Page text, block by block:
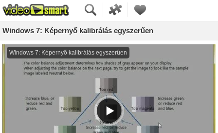
Windows 7: Képernyő kalibrálás egyszerűen